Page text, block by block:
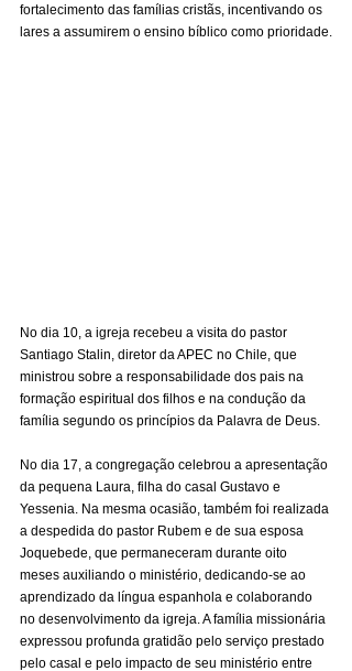
fortalecimento das famílias cristãs, incentivando os
lares a assumirem o ensino bíblico como prioridade.
No dia 10, a igreja recebeu a visita do pastor
Santiago Stalin, diretor da APEC no Chile, que
ministrou sobre a responsabilidade dos pais na
formação espiritual dos filhos e na condução da
família segundo os princípios da Palavra de Deus.
No dia 17, a congregação celebrou a apresentação
da pequena Laura, filha do casal Gustavo e
Yessenia. Na mesma ocasião, também foi realizada
a despedida do pastor Rubem e de sua esposa
Joquebede, que permaneceram durante oito
meses auxiliando o ministério, dedicando-se ao
aprendizado da língua espanhola e colaborando
no desenvolvimento da igreja. A família missionária
expressou profunda gratidão pelo serviço prestado
pelo casal e pelo impacto de seu ministério entre